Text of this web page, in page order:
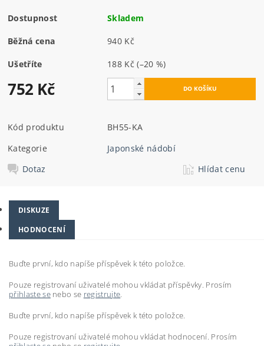
Dostupnost Skladem
Běžná cena 940 Kč
Ušetříte 188 Kč(–20 %)
752 Kč
Kód produktu
BH55-KA
Kategorie
Japonské nádobí
Dotaz
Hlídat cenu
DISKUZE
HODNOCENÍ
Buďte první, kdo napíše příspěvek k této položce.
Pouze registrovaní uživatelé mohou vkládat příspěvky. Prosím
přihlaste senebo se registrujte.
Buďte první, kdo napíše příspěvek k této položce.
Pouze registrovaní uživatelé mohou vkládat hodnocení. Prosím